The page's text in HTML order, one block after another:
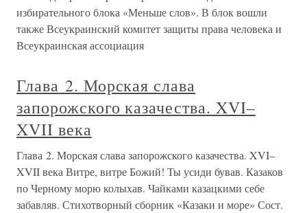
избирательного блока «Меньше слов». В блок вошли
также Всеукраинский комитет защиты права человека и
Всеукраинская ассоциация
Глава 2. Морская слава
запорожского казачества. XVI–
XVII века
Глава 2. Морская слава запорожского казачества. XVI–
XVII века Витре, витре Божий! Ты усиди бував. Казаков
по Черному морю колыхав. Чайками казацкими себе
забавляв. Стихотворный сборник «Казаки и море» Сост.